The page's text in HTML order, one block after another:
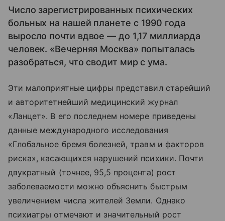
Число зарегистрированных психических
больных на нашей планете с 1990 года
выросло почти вдвое — до 1,17 миллиарда
человек. «Вечерняя Москва» попыталась
разобраться, что сводит мир с ума.
Эти малоприятные цифры представил старейший
и авторитетнейший медицинский журнал
«Ланцет». В его последнем номере приведены
данные международного исследования
«Глобальное бремя болезней, травм и факторов
риска», касающихся нарушений психики. Почти
двукратный (точнее, 95,5 процента) рост
заболеваемости можно объяснить быстрым
увеличением числа жителей Земли. Однако
психиатры отмечают и значительный рост